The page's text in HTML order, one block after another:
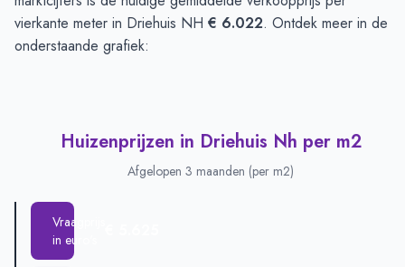
vierkante meter in Driehuis NH € 6.022. Ontdek meer in de
onderstaande grafiek:
Huizenprijzen in Driehuis Nh per m2
Afgelopen 3 maanden (per m2)
Vraagprijs
in euro's